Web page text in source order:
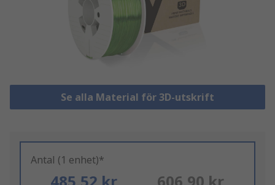
Se alla Material för 3D-utskrift
Antal (1 enhet)*